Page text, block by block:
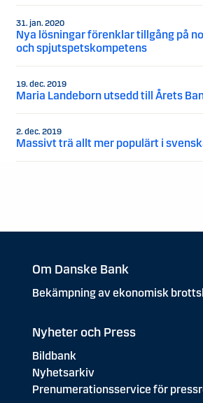
31. jan. 2020
Nya lösningar förenklar tillgång på
och spjutspetskompetens
19. dec. 2019
Maria Landeborn utsedd till Årets
2. dec. 2019
Massivt trä allt mer populärt i
Om Danske Bank
Bekämpning av ekonomisk
Nyheter och Press
Bildbank
Nyhetsarkiv
Prenumerationsservice för